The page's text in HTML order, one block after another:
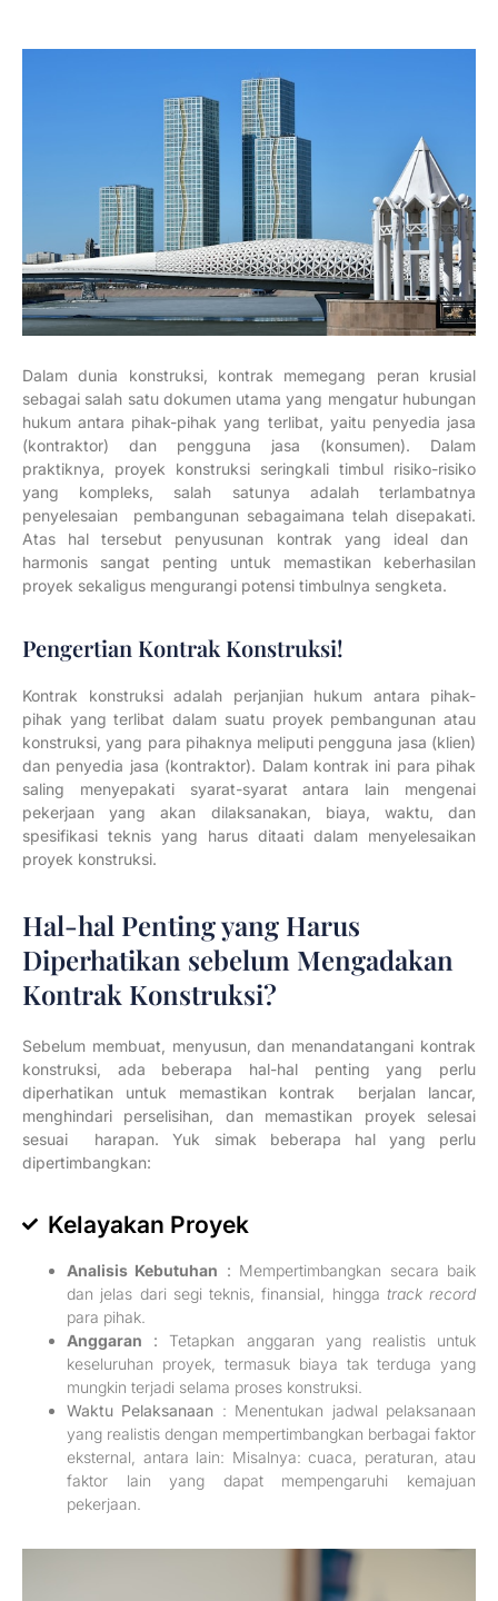
Dalam dunia konstruksi, kontrak memegang peran krusial
sebagai salah satu dokumen utama yang mengatur hubungan
hukum antara pihak-pihak yang terlibat, yaitu penyedia jasa
(kontraktor) dan pengguna jasa (konsumen).
Dalam
praktiknya, proyek konstruksi seringkali timbul risiko-risiko
yang kompleks, salah satunya adalah terlambatnya
penyelesaian pembangunan sebagaimana telah disepakati.
Atas hal tersebut penyusunan kontrak yang ideal dan
harmonis sangat penting untuk memastikan keberhasilan
proyek sekaligus mengurangi potensi timbulnya sengketa.
Pengertian Kontrak Konstruksi!
Kontrak konstruksi adalah perjanjian hukum antara pihak-
pihak yang terlibat dalam suatu proyek pembangunan atau
konstruksi, yang para pihaknya meliputi pengguna jasa (klien)
dan penyedia jasa (kontraktor). Dalam kontrak ini para pihak
saling menyepakati syarat-syarat antara lain mengenai
pekerjaan yang akan dilaksanakan, biaya, waktu, dan
spesifikasi teknis yang harus ditaati dalam menyelesaikan
proyek konstruksi.
Hal-hal Penting yang Harus
Diperhatikan sebelum Mengadakan
Kontrak Konstruksi?
Sebelum membuat, menyusun, dan menandatangani kontrak
konstruksi, ada beberapa hal-hal penting yang perlu
diperhatikan untuk memastikan kontrak berjalan lancar,
menghindari perselisihan, dan memastikan proyek selesai
sesuai harapan. Yuk simak beberapa hal yang perlu
dipertimbangkan:
Kelayakan Proyek
Analisis Kebutuhan : Mempertimbangkan secara baik
dan jelas dari segi teknis, finansial, hingga track record
para pihak.
Anggaran :Tetapkan anggaran yang realistis untuk
keseluruhan proyek, termasuk biaya tak terduga yang
mungkin terjadi selama proses konstruksi.
Waktu Pelaksanaan : Menentukan jadwal pelaksanaan
yang realistis dengan mempertimbangkan berbagai faktor
eksternal, antara lain: Misalnya: cuaca, peraturan, atau
faktor lain yang dapat mempengaruhi kemajuan
pekerjaan.